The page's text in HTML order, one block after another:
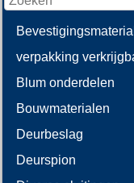
verpakking
Blum onderdelen
Bouwmaterialen
Deurbeslag
Deurspion